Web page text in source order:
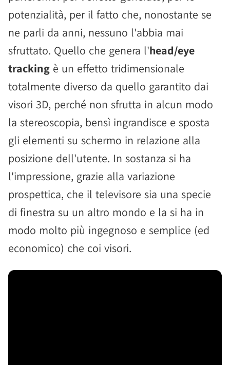
potenzialità, per il fatto che, nonostante se
ne parli da anni, nessuno l'abbia mai
sfruttato. Quello che genera l'head/eye
tracking è un effetto tridimensionale
totalmente diverso da quello garantito dai
visori 3D, perché non sfrutta in alcun modo
la stereoscopia, bensì ingrandisce e sposta
gli elementi su schermo in relazione alla
posizione dell'utente. In sostanza si ha
l'impressione, grazie alla variazione
prospettica, che il televisore sia una specie
di finestra su un altro mondo e la si ha in
modo molto più ingegnoso e semplice (ed
economico) che coi visori.